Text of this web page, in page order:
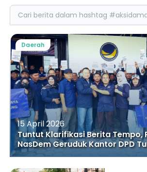
Search
15 April 2026
Tuntut Klarifikasi Berita Tempo,
NasDem Geruduk Kantor DPD
Daerah